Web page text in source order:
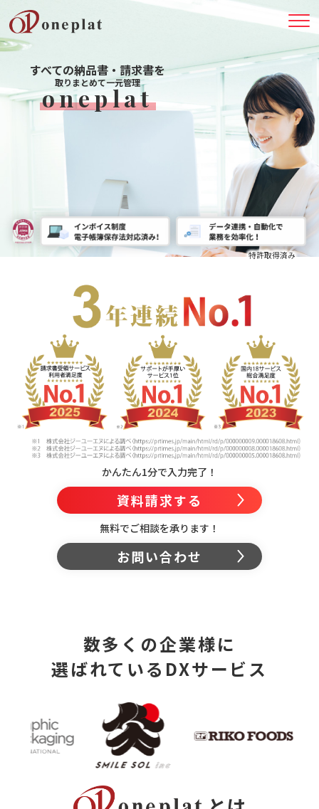
すべての納品書・請求書を
取りまとめて一元管理
oneplat
かんたん1分で入力完了！
資料請求する
無料でご相談を承ります！
お問い合わせ
特許取得済み
数多くの企業様に
選ばれているDXサービス